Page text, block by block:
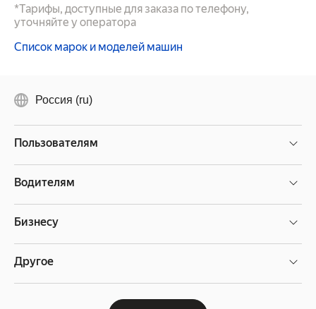
*Тарифы, доступные для заказа по телефону,
уточняйте у оператора
Список марок и моделей машин
Россия (ru)
Пользователям
Водителям
Бизнесу
Другое